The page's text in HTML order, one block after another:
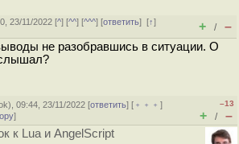
23/11/2022 [^] [^^] [^^^] [ответить][↑]
+ / –
не разобравшись в ситуации. О
), 09:44, 23/11/2022 [ответить] [ ﹢﹢﹢]
]
–13
+ / –
к Lua и AngelScript